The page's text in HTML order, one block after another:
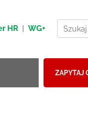
HR | WG+
ZAPYTAJ